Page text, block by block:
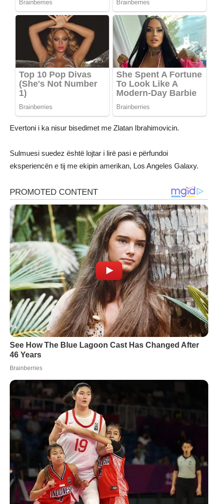
Evertoni i ka nisur bisedimet me Zlatan Ibrahimovicin.
Sulmuesi suedez është lojtar i lirë pasi e përfundoi
eksperiencën e tij me ekipin amerikan, Los Angeles Galaxy.